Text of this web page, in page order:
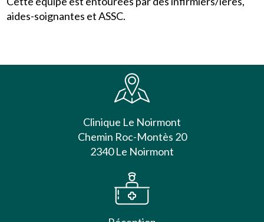
aides-soignantes et ASSC.
Clinique Le Noirmont
Chemin Roc-Montès 20
2340 Le Noirmont